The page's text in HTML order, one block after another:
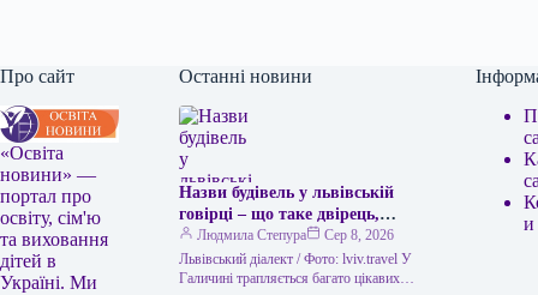
Про сайт
«Освіта
новини» —
портал про
освіту, сім'ю
та виховання
дітей в
Україні. Ми
Останні новини
Назви будівель у львівській
говірці – що таке двірець,
креденс, кнайпа
Людмила Степура
Сер 8, 2026
Львівський діалект / Фото: lviv.travel У
Галичині трапляється багато цікавих
и